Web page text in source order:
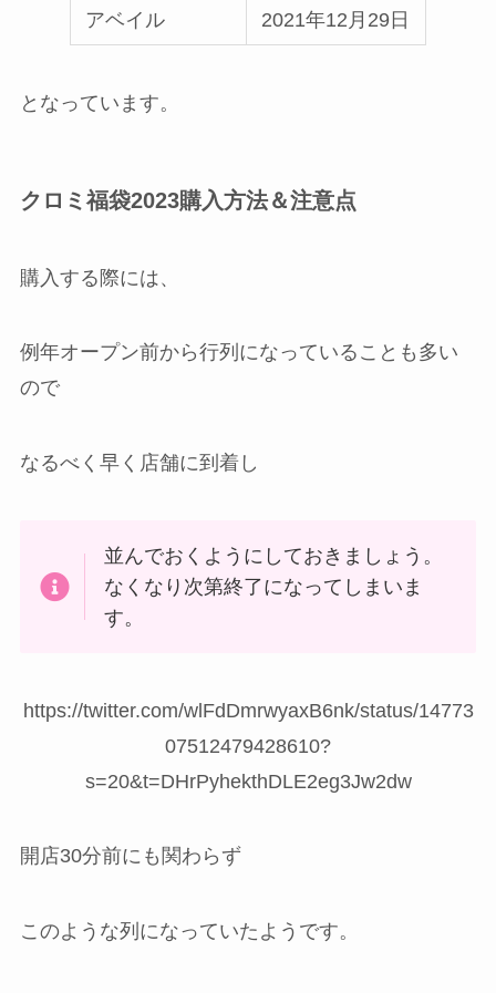
アベイル 2021年12月29日
となっています。
クロミ福袋2023購入方法＆注意点
購入する際には、
例年オープン前から行列になっていることも多い
ので
なるべく早く店舗に到着し
並んでおくようにしておきましょう。
なくなり次第終了になってしまいま
す。
https://twitter.com/wlFdDmrwyaxB6nk/status/14773
07512479428610?
s=20&t=DHrPyhekthDLE2eg3Jw2dw
開店30分前にも関わらず
このような列になっていたようです。